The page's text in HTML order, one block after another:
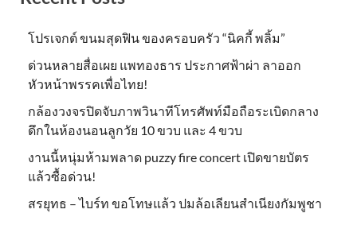
โปรเจกต์ ขนมสุดฟิน ของครอบครัว “นิคกี้ พลิ้ม”
ด่วนหลายสื่อเผย แพทองธาร ประกาศฟ้าผ่า ลาออก
หัวหน้าพรรคเพื่อไทย!
กล้องวงจรปิดจับภาพวินาทีโทรศัพท์มือถือระเบิดกลาง
ดึกในห้องนอนลูกวัย 10 ขวบ และ 4 ขวบ
งานนี้หนุ่มห้ามพลาด puzzy fire concert เปิดขายบัตร
แล้วซื้อด่วน!
สรยุทธ – ไบร์ท ขอโทษแล้ว ปมล้อเลียนสำเนียงกัมพูชา